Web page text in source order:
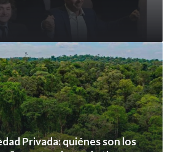
Privada: quiénes son los